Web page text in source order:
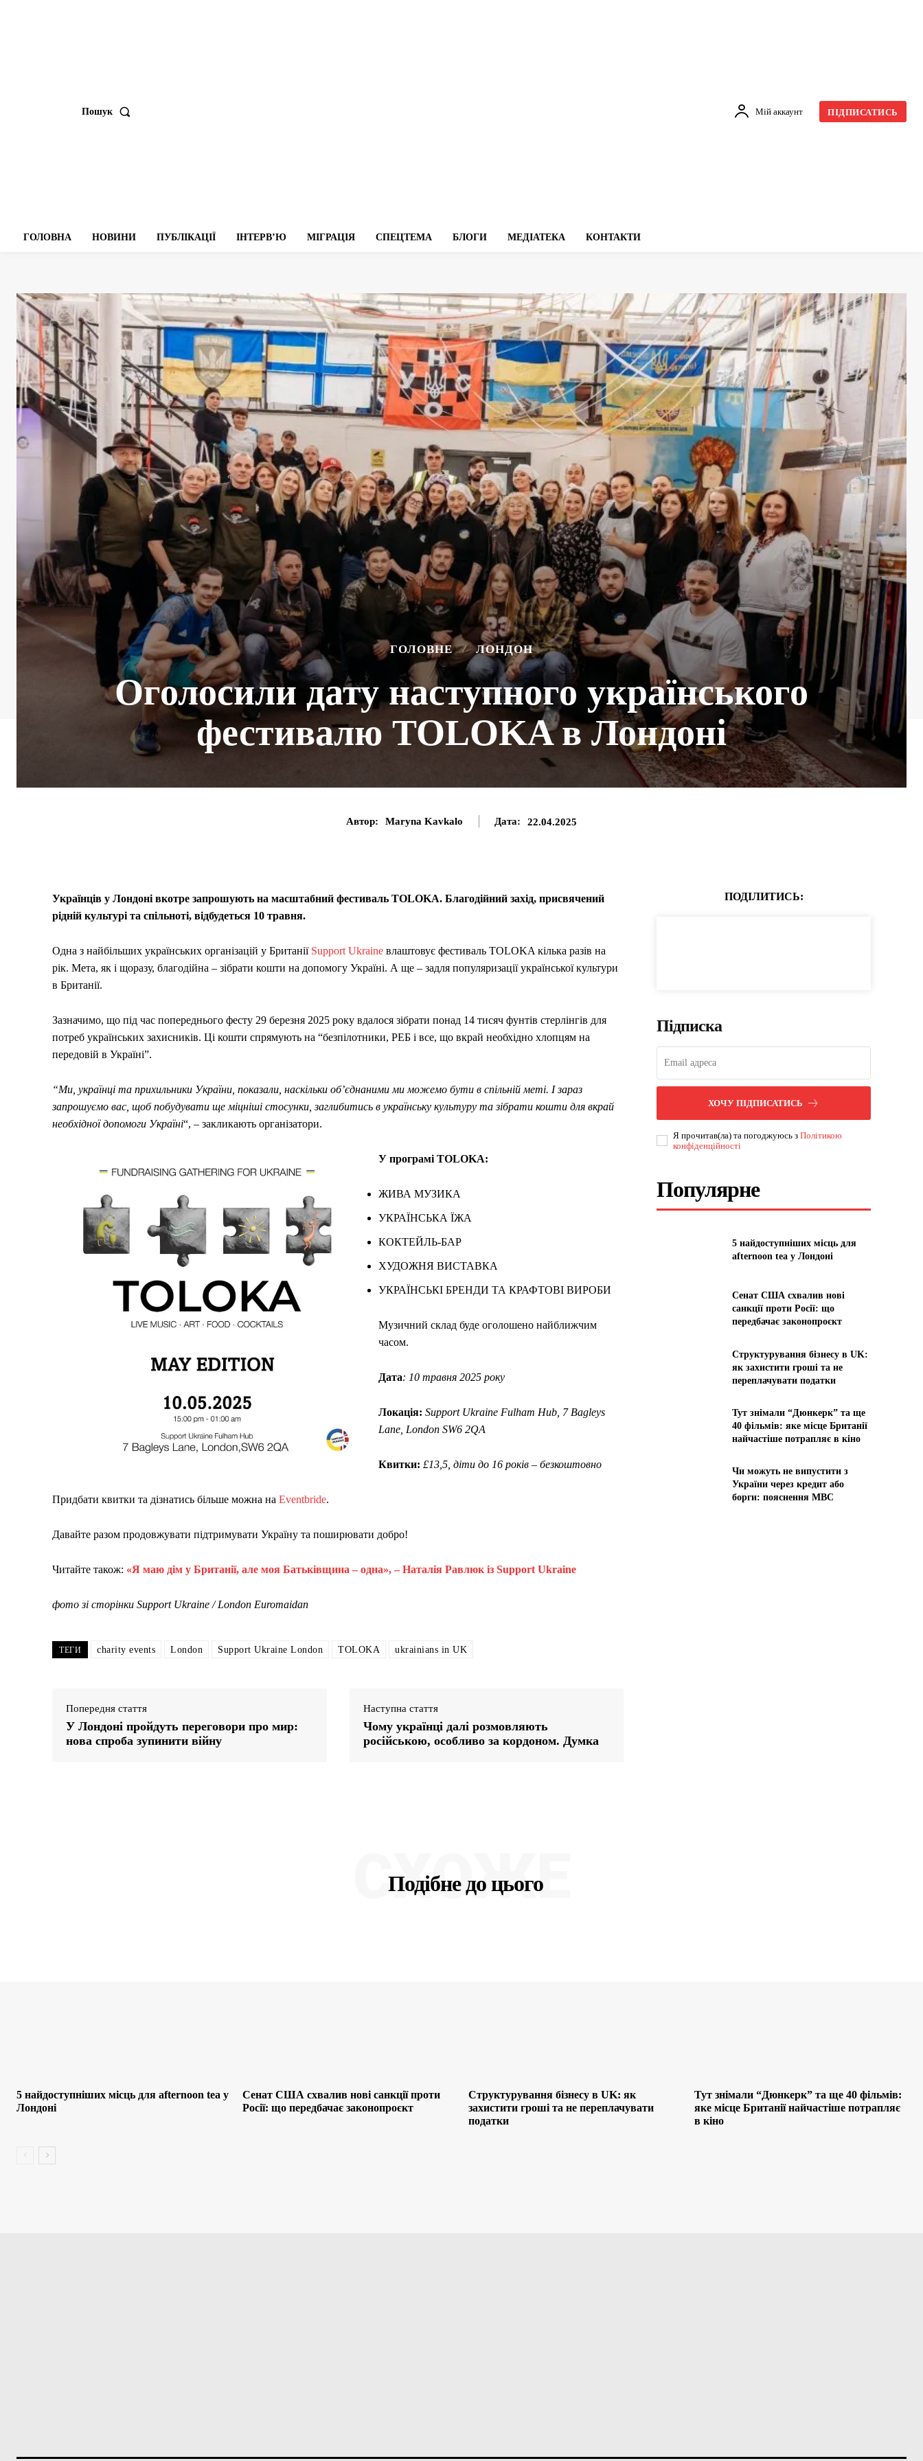
Пошук Мій аккаунт ПІДПИСАТИСЬ
ГОЛОВНА НОВИНИ ПУБЛІКАЦІЇ ІНТЕРВʼЮ МІГРАЦІЯ СПЕЦТЕМА БЛОГИ МЕДІАТЕКА КОНТАКТИ
ГОЛОВНЕ ЛОНДОН
Оголосили дату наступного українського
фестивалю TOLOKA в Лондоні
Автор: Maryna Kavkalo Дата: 22.04.2025
Українців у Лондоні вкотре запрошують на масштабний фестиваль TOLOKA. Благодійний захід, присвячений
рідній культурі та спільноті, відбудеться 10 травня.
Одна з найбільших українських організацій у Британії Support Ukraine влаштовує фестиваль TOLOKA кілька разів на
рік. Мета, як і щоразу, благодійна – зібрати кошти на допомогу Україні. А ще – задля популяризації української культури
в Британії.
Зазначимо, що під час попереднього фесту 29 березня 2025 року вдалося зібрати понад 14 тисяч фунтів стерлінгів для
потреб українських захисників. Ці кошти спрямують на “безпілотники, РЕБ і все, що вкрай необхідно хлопцям на
передовій в Україні”.
“Ми, українці та прихильники України, показали, наскільки обʼєднаними ми можемо бути в спільній меті. І зараз
запрошуємо вас, щоб побудувати ще міцніші стосунки, заглибитись в українську культуру та зібрати кошти для вкрай
необхідної допомоги Україні“, – закликають організатори.
У програмі TOLOKA:
ЖИВА МУЗИКА
УКРАЇНСЬКА ЇЖА
КОКТЕЙЛЬ-БАР
ХУДОЖНЯ ВИСТАВКА
УКРАЇНСЬКІ БРЕНДИ ТА КРАФТОВІ ВИРОБИ
Музичний склад буде оголошено найближчим
часом.
Дата: 10 травня 2025 року
Локація: Support Ukraine Fulham Hub, 7 Bagleys
Lane, London SW6 2QA
Квитки: £13,5, діти до 16 років – безкоштовно
Придбати квитки та дізнатись більше можна на Eventbride.
Давайте разом продовжувати підтримувати Україну та поширювати добро!
Читайте також: «Я маю дім у Британії, але моя Батьківщина – одна», – Наталія Равлюк із Support Ukraine
фото зі сторінки Support Ukraine / London Euromaidan
ТЕГИ charity events London Support Ukraine London TOLOKA ukrainians in UK
Попередня стаття
У Лондоні пройдуть переговори про мир:
нова спроба зупинити війну
Наступна стаття
Чому українці далі розмовляють
російською, особливо за кордоном. Думка
ПОДІЛИТИСЬ:
Підписка
ХОЧУ ПІДПИСАТИСЬ
Я прочитав(ла) та погоджуюсь зПолітикою
конфіденційності
Популярне
5 найдоступніших місць для
afternoon tea у Лондоні
Сенат США схвалив нові
санкції проти Росії: що
передбачає законопроєкт
Структурування бізнесу в UK:
як захистити гроші та не
переплачувати податки
Тут знімали “Дюнкерк” та ще
40 фільмів: яке місце Британії
найчастіше потрапляє в кіно
Чи можуть не випустити з
України через кредит або
борги: пояснення МВС
Подібне до цього
СХОЖЕ
5 найдоступніших місць для afternoon tea у
Лондоні
Сенат США схвалив нові санкції проти
Росії: що передбачає законопроєкт
Структурування бізнесу в UK: як
захистити гроші та не переплачувати
податки
Тут знімали “Дюнкерк” та ще 40 фільмів:
яке місце Британії найчастіше потрапляє
в кіно